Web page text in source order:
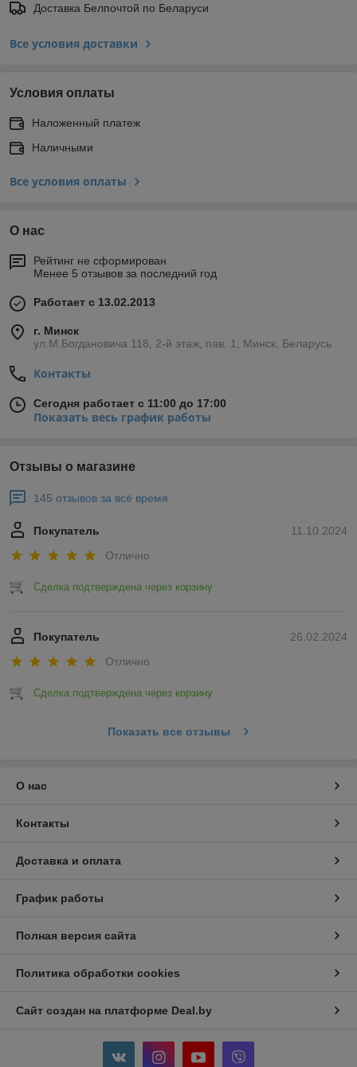
Доставка Белпочтой по Беларуси
Все условия доставки
Условия оплаты
Наложенный платеж
Наличными
Все условия оплаты
О нас
Рейтинг не сформирован
Менее 5 отзывов за последний год
Работает с 13.02.2013
г. Минск
ул.М.Богдановича 118, 2-й этаж, пав. 1, Минск, Беларусь
Контакты
Сегодня работает с 11:00 до 17:00
Показать весь график работы
Отзывы о магазине
145 отзывов за всё время
11.10.2024
Покупатель
Отлично
Сделка подтверждена через корзину
26.02.2024
Покупатель
Отлично
Сделка подтверждена через корзину
Показать все отзывы
О нас
Контакты
Доставка и оплата
График работы
Полная версия сайта
Политика обработки cookies
Сайт создан на платформе Deal.by